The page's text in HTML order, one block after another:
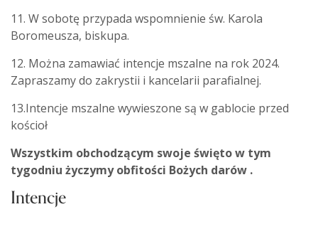
11. W sobotę przypada wspomnienie św. Karola
Boromeusza, biskupa.
12. Można zamawiać intencje mszalne na rok 2024.
Zapraszamy do zakrystii i kancelarii parafialnej.
13.Intencje mszalne wywieszone są w gablocie przed
kościoł
Wszystkim obchodzącym swoje święto w tym
tygodniu życzymy obfitości Bożych darów .
Intencje